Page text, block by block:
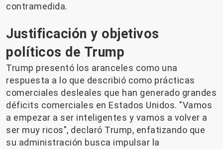
contramedida.
Justificación y objetivos
políticos de Trump
Trump presentó los aranceles como una
respuesta a lo que describió como prácticas
comerciales desleales que han generado grandes
déficits comerciales en Estados Unidos. "Vamos
a empezar a ser inteligentes y vamos a volver a
ser muy ricos", declaró Trump, enfatizando que
su administración busca impulsar la